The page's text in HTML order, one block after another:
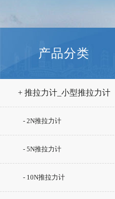
产品分类
+ 推拉力计_小型推拉力计
- 2N推拉力计
- 5N推拉力计
- 10N推拉力计